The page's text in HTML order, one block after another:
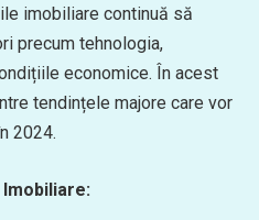
imobiliare continuă să
precum tehnologia,
economice. În acest
tendințele majore care vor
2024.